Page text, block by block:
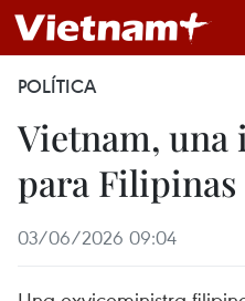
POLÍTICA
Vietnam,
para Filipinas
03/06/2026 09:04